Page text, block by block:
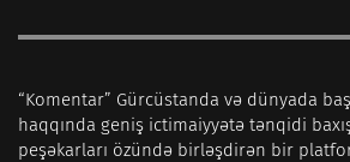
“Komentar” Gürcüstanda və dünyada
haqqında geniş ictimaiyyətə tənqidi
peşəkarları özündə birləşdirən bir